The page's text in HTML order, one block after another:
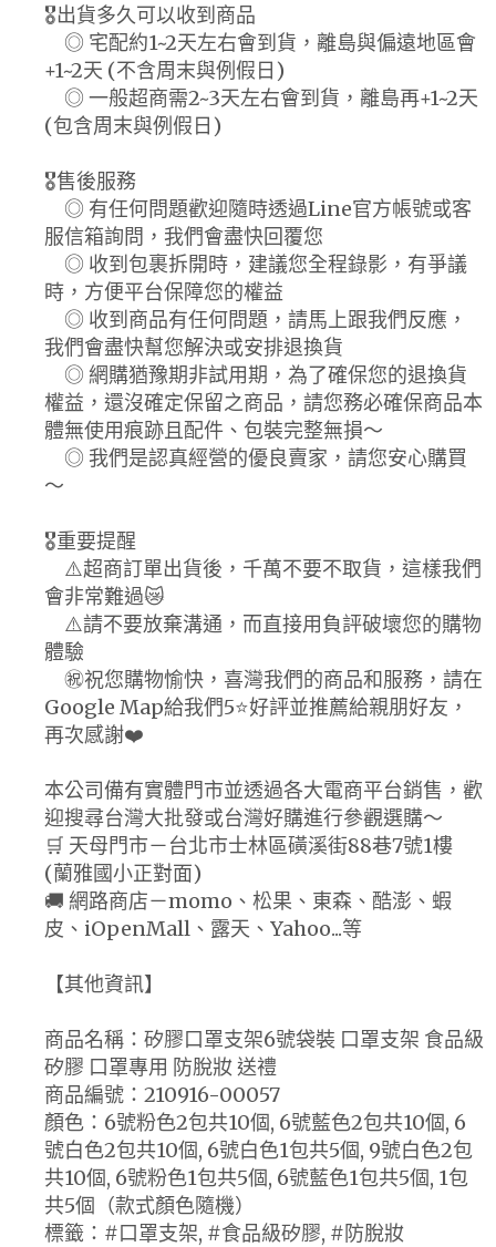
🎖️出貨多久可以收到商品
◎ 宅配約1~2天左右會到貨，離島與偏遠地區會
+1~2天 (不含周末與例假日)
◎ 一般超商需2~3天左右會到貨，離島再+1~2天
(包含周末與例假日)
🎖️售後服務
◎ 有任何問題歡迎隨時透過Line官方帳號或客
服信箱詢問，我們會盡快回覆您
◎ 收到包裹拆開時，建議您全程錄影，有爭議
時，方便平台保障您的權益
◎ 收到商品有任何問題，請馬上跟我們反應，
我們會盡快幫您解決或安排退換貨
◎ 網購猶豫期非試用期，為了確保您的退換貨
權益，還沒確定保留之商品，請您務必確保商品本
體無使用痕跡且配件、包裝完整無損～
◎ 我們是認真經營的優良賣家，請您安心購買
～
🎖️重要提醒
⚠️超商訂單出貨後，千萬不要不取貨，這樣我們
會非常難過😿
⚠️請不要放棄溝通，而直接用負評破壞您的購物
體驗
㊗️祝您購物愉快，喜灣我們的商品和服務，請在
Google Map給我們5⭐好評並推薦給親朋好友，
再次感謝❤️
本公司備有實體門市並透過各大電商平台銷售，歡
迎搜尋台灣大批發或台灣好購進行參觀選購～
🛒 天母門市－台北市士林區磺溪街88巷7號1樓
(蘭雅國小正對面)
🚚 網路商店－momo、松果、東森、酷澎、蝦
皮、iOpenMall、露天、Yahoo...等
【其他資訊】
商品名稱：矽膠口罩支架6號袋裝 口罩支架 食品級
矽膠 口罩專用 防脫妝 送禮
商品編號：210916-00057
顏色：6號粉色2包共10個, 6號藍色2包共10個, 6
號白色2包共10個, 6號白色1包共5個, 9號白色2包
共10個, 6號粉色1包共5個, 6號藍色1包共5個, 1包
共5個（款式顏色隨機）
標籤：#口罩支架, #食品級矽膠, #防脫妝